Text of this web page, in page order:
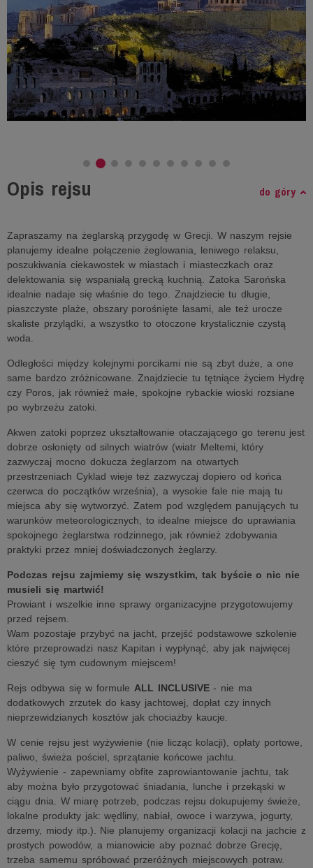
Opis rejsu do góry
Zapraszamy na żeglarską przygodę w Grecji. W naszym rejsie
planujemy idealne połączenie żeglowania, leniwego relaksu,
poszukiwania ciekawostek w miastach i miasteczkach oraz
delektowania się wspaniałą grecką kuchnią. Zatoka Sarońska
idealnie nadaje się właśnie do tego. Znajdziecie tu długie,
piaszczyste plaże, obszary porośnięte lasami, ale też urocze
skaliste przylądki, a wszystko to otoczone krystalicznie czystą
woda.
Odległości między kolejnymi porcikami nie są zbyt duże, a one
same bardzo zróżnicowane. Znajdziecie tu tętniące życiem Hydrę
czy Poros, jak również małe, spokojne rybackie wioski rozsiane
po wybrzeżu zatoki.
Akwen zatoki poprzez ukształtowanie otaczającego go terenu jest
dobrze osłonięty od silnych wiatrów (wiatr Meltemi, który
zazwyczaj mocno dokucza żeglarzom na otwartych
przestrzeniach Cyklad wieje też zazwyczaj dopiero od końca
czerwca do początków września), a wysokie fale nie mają tu
miejsca aby się wytworzyć. Zatem pod względem panujących tu
warunków meteorologicznych, to idealne miejsce do uprawiania
spokojnego żeglarstwa rodzinnego, jak również zdobywania
praktyki przez mniej doświadczonych żeglarzy.
Podczas rejsu zajmiemy się wszystkim, tak byście o nic nie
musieli się martwić!
Prowiant i wszelkie inne sprawy organizacyjne przygotowujemy
przed rejsem.
Wam pozostaje przybyć na jacht, przejść podstawowe szkolenie
które przeprowadzi nasz Kapitan i wypłynąć, aby jak najwięcej
cieszyć się tym cudownym miejscem!
Rejs odbywa się w formule ALL INCLUSIVE- nie ma
dodatkowych zrzutek do kasy jachtowej, dopłat czy innych
nieprzewidzianych kosztów jak chociażby kaucje.
W cenie rejsu jest wyżywienie (nie licząc kolacji), opłaty portowe,
paliwo, świeża pościel, sprzątanie końcowe jachtu.
Wyżywienie - zapewniamy obfite zaprowiantowanie jachtu, tak
aby można było przygotować śniadania, lunche i przekąski w
ciągu dnia. W miarę potrzeb, podczas rejsu dokupujemy świeże,
lokalne produkty jak: wędliny, nabiał, owoce i warzywa, jogurty,
drzemy, miody itp.). Nie planujemy organizacji kolacji na jachcie z
prostych powodów, a mianowicie aby poznać dobrze Grecję,
trzeba samemu spróbować przeróżnych miejscowych potraw.